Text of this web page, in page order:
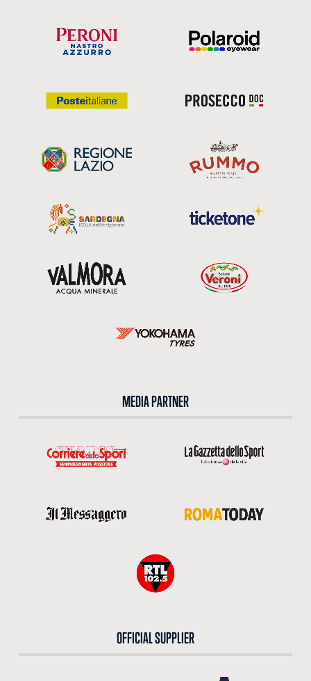
MEDIA PARTNER
OFFICIAL SUPPLIER